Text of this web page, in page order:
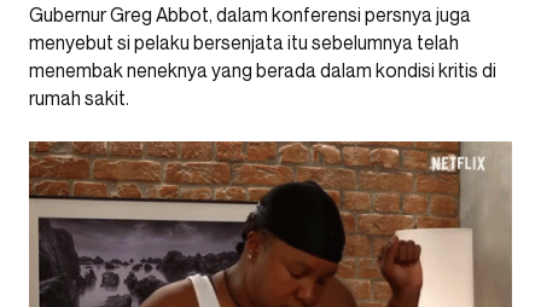
Gubernur Greg Abbot, dalam konferensi persnya juga
menyebut si pelaku bersenjata itu sebelumnya telah
menembak neneknya yang berada dalam kondisi kritis di
rumah sakit.